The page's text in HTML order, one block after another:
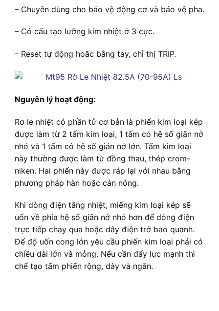
– Chuyên dùng cho bảo vệ động cơ và bảo vệ pha.
– Có cấu tạo lưỡng kim nhiệt ở 3 cực.
– Reset tự động hoăc bằng tay, chỉ thị TRIP.
Nguyên lý hoạt động:
Rơ le nhiệt có phần tử cơ bản là phiến kim loại kép
được làm từ 2 tấm kim loại, 1 tấm có hệ số giãn nở
nhỏ và 1 tấm có hệ số giản nở lớn. Tấm kim loại
này thường được làm từ đồng thau, thép crom-
niken. Hai phiến này được ráp lại với nhau bằng
phương pháp hàn hoặc cán nóng.
Khi dòng điện tăng nhiệt, miếng kim loại kép sẽ
uốn về phía hệ số giãn nở nhỏ hơn để dòng điện
trực tiếp chạy qua hoặc dây điện trở bao quanh.
Để độ uốn cong lớn yêu cầu phiến kim loại phải có
chiều dài lớn và mỏng. Nếu cần đẩy lực mạnh thì
chế tạo tấm phiến rộng, dày và ngắn.